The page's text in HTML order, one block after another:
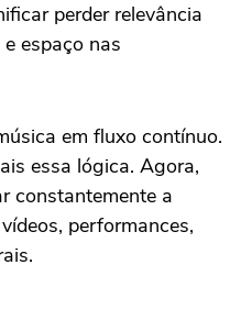
perder relevância
espaço nas
em fluxo contínuo.
essa lógica. Agora,
constantemente a
performances,